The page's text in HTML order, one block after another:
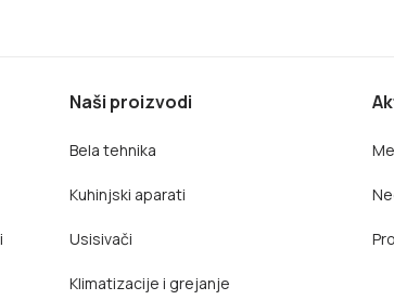
Naši proizvodi
Bela tehnika
Kuhinjski aparati
Usisivači
Klimatizacije i grejanje